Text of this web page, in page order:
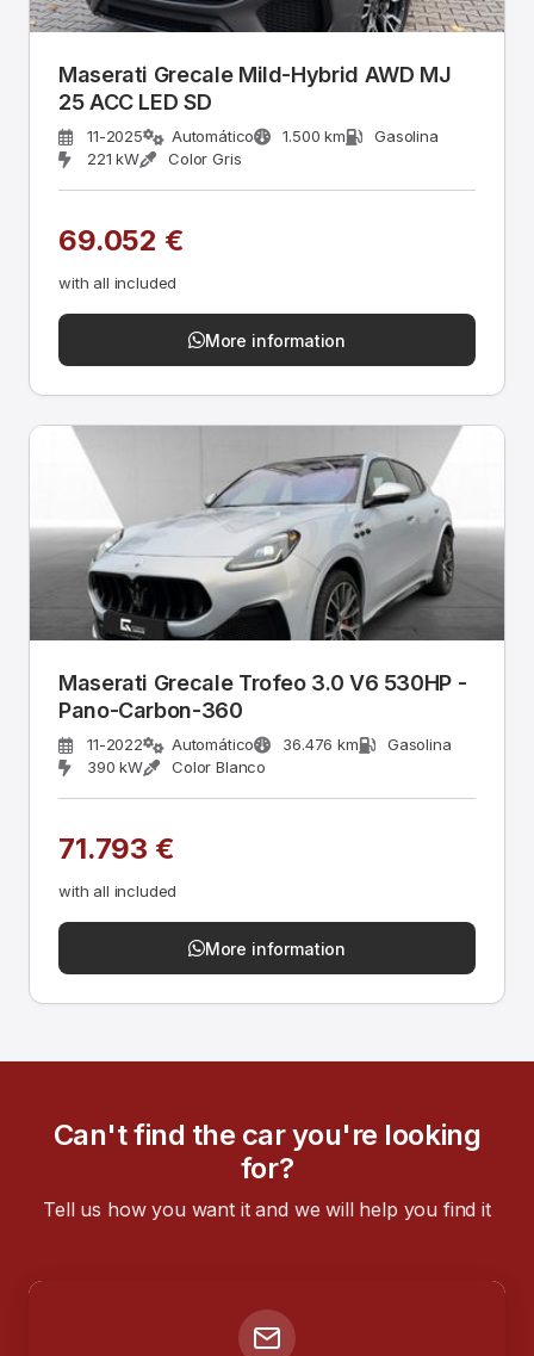
Maserati Grecale Mild-Hybrid AWD MJ
25 ACC LED SD
11-2025 Automático 1.500 km
Gasolina
221 kW
Color Gris
69.052 €
with all included
More information
Maserati Grecale Trofeo 3.0 V6 530HP -
Pano-Carbon-360
11-2022 Automático 36.476 km
Gasolina
390 kW
Color Blanco
71.793 €
with all included
More information
Can't find the car you're looking
for?
Tell us how you want it and we will help you find it